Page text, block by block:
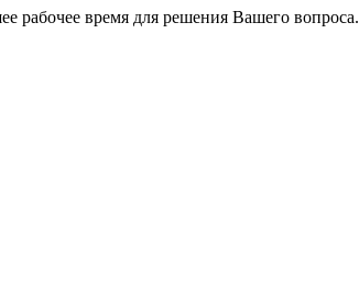
рабочее время для решения Вашего вопроса.